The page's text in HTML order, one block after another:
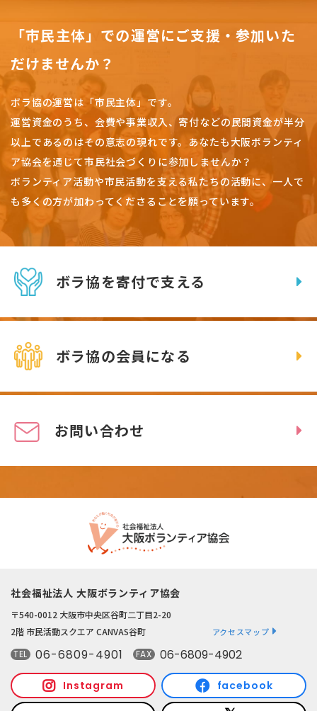
「市民主体」での運営にご支援・参加いた
だけませんか？
ボラ協の運営は「市民主体」です。
運営資金のうち、会費や事業収入、寄付などの民間資金が半分
以上であるのはその意志の現れです。 あなたも大阪ボランティ
ア協会を通じて市民社会づくりに参加しませんか？
ボランティア活動や市民活動を支える私たちの活動に、一人で
も多くの方が加わってくださることを願っています。
ボラ協を寄付で支える
ボラ協の会員になる
お問い合わせ
社会福祉法人 大阪ボランティア協会
〒540-0012 大阪市中央区谷町二丁目2-20
2階 市民活動スクエア CANVAS谷町
アクセスマップ
TEL 06-6809-4901 FAX 06-6809-4902
Instagram facebook